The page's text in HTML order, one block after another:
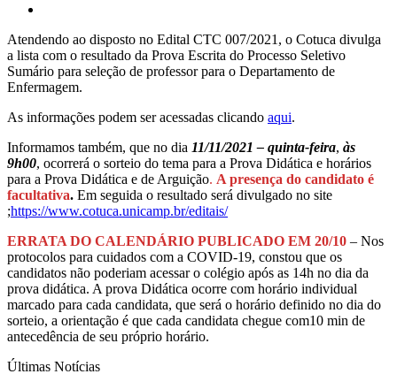
Atendendo ao disposto no Edital CTC 007/2021, o Cotuca divulga
a lista com o resultado da Prova Escrita do Processo Seletivo
Sumário para seleção de professor para o Departamento de
Enfermagem.
As informações podem ser acessadas clicando aqui.
Informamos também, que no dia 11/11/2021 – quinta-feira, às
9h00, ocorrerá o sorteio do tema para a Prova Didática e horários
para a Prova Didática e de Arguição. A presença do candidato é
facultativa. Em seguida o resultado será divulgado no site
;https://www.cotuca.unicamp.br/editais/
ERRATA DO CALENDÁRIO PUBLICADO EM 20/10 – Nos
protocolos para cuidados com a COVID-19, constou que os
candidatos não poderiam acessar o colégio após as 14h no dia da
prova didática. A prova Didática ocorre com horário individual
marcado para cada candidata, que será o horário definido no dia do
sorteio, a orientação é que cada candidata chegue com10 min de
antecedência de seu próprio horário.
Últimas Notícias